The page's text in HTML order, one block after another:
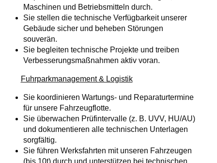
Maschinen und Betriebsmitteln durch.
Sie stellen die technische Verfügbarkeit unserer
Gebäude sicher und beheben Störungen
souverän.
Sie begleiten technische Projekte und treiben
Verbesserungsmaßnahmen aktiv voran.
Fuhrparkmanagement & Logistik
Sie koordinieren Wartungs- und Reparaturtermine
für unsere Fahrzeugflotte.
Sie überwachen Prüfintervalle (z. B. UVV, HU/AU)
und dokumentieren alle technischen Unterlagen
sorgfältig.
Sie führen Werksfahrten mit unseren Fahrzeugen